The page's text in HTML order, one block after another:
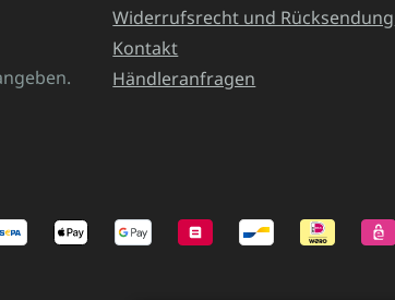
Widerrufsrecht und Rücksendung
Kontakt
Händleranfragen